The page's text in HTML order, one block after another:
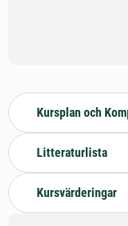
Kursplan och
Litteraturlista
Kursvärderingar